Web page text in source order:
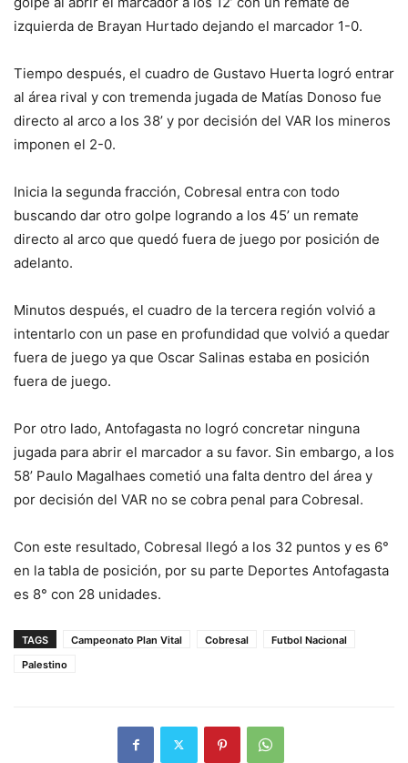
izquierda de Brayan Hurtado dejando el marcador 1-0.
Tiempo después, el cuadro de Gustavo Huerta logró entrar
al área rival y con tremenda jugada de Matías Donoso fue
directo al arco a los 38’ y por decisión del VAR los mineros
imponen el 2-0.
Inicia la segunda fracción, Cobresal entra con todo
buscando dar otro golpe logrando a los 45’ un remate
directo al arco que quedó fuera de juego por posición de
adelanto.
Minutos después, el cuadro de la tercera región volvió a
intentarlo con un pase en profundidad que volvió a quedar
fuera de juego ya que Oscar Salinas estaba en posición
fuera de juego.
Por otro lado, Antofagasta no logró concretar ninguna
jugada para abrir el marcador a su favor. Sin embargo, a los
58’ Paulo Magalhaes cometió una falta dentro del área y
por decisión del VAR no se cobra penal para Cobresal.
Con este resultado, Cobresal llegó a los 32 puntos y es 6°
en la tabla de posición, por su parte Deportes Antofagasta
es 8° con 28 unidades.
TAGS Campeonato Plan Vital Cobresal
Futbol Nacional
Palestino